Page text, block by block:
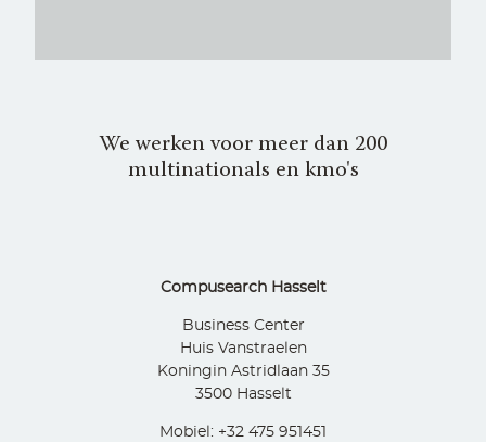
We werken voor meer dan 200
multinationals en kmo's
Compusearch Hasselt
Business Center
Huis Vanstraelen
Koningin Astridlaan 35
3500 Hasselt
Mobiel: +32 475 951451